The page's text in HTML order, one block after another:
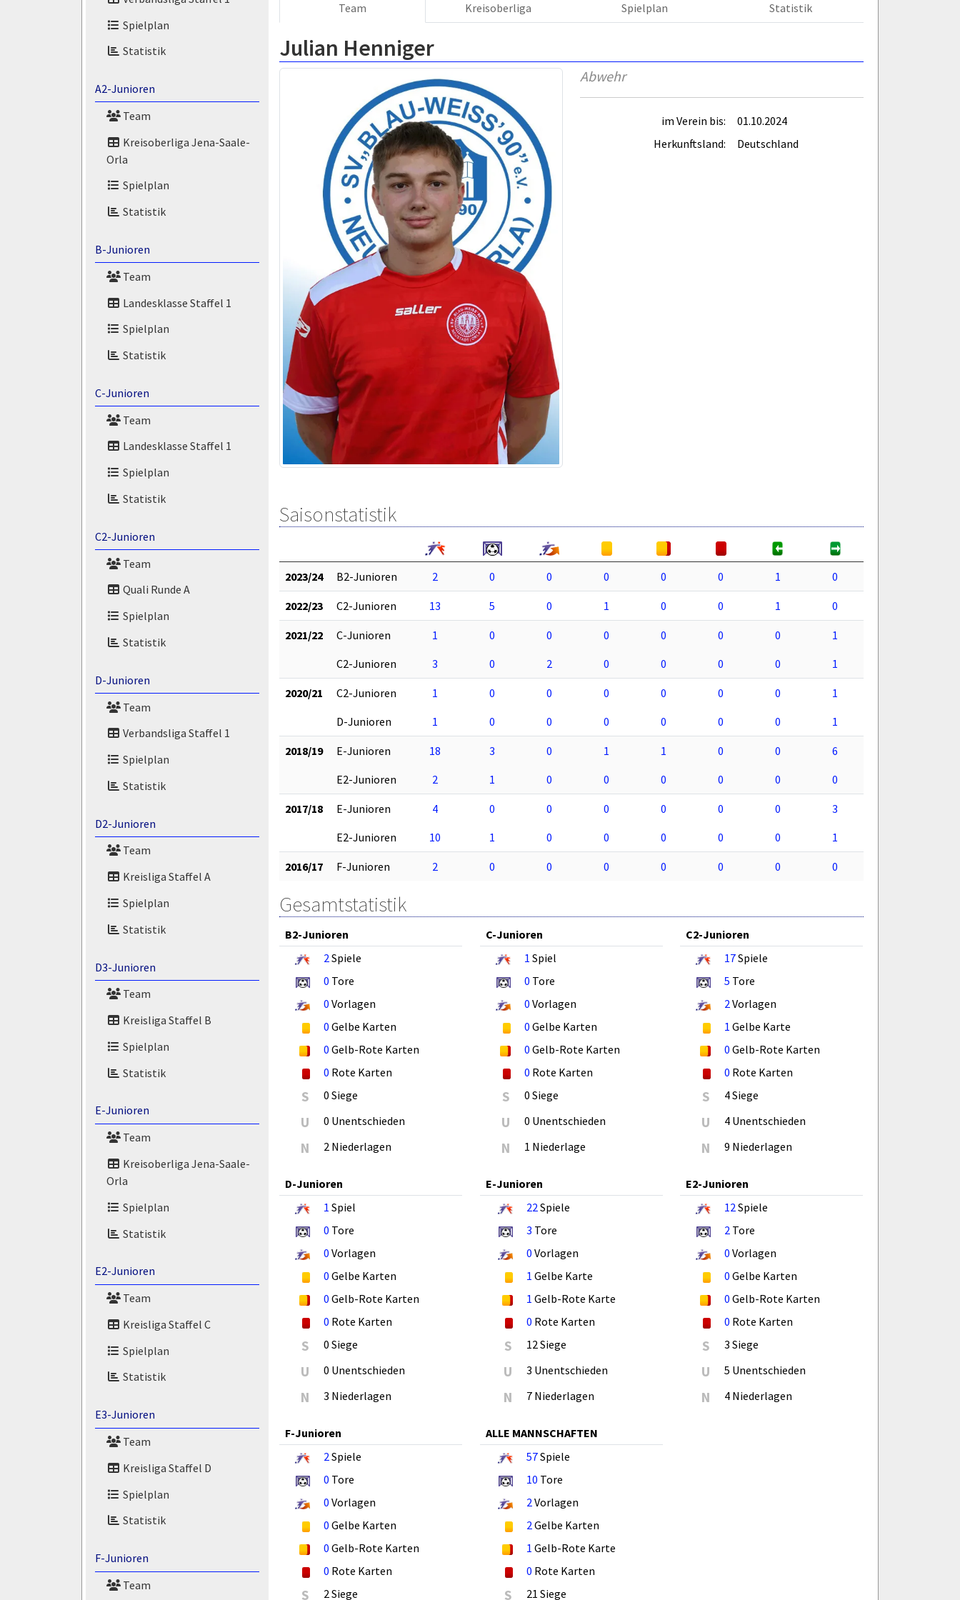
Spielplan
Statistik
A2-Junioren
Team
Kreisoberliga Jena-Saale-
Orla
Spielplan
Statistik
B-Junioren
Team
Landesklasse Staffel 1
Spielplan
Statistik
C-Junioren
Team
Landesklasse Staffel 1
Spielplan
Statistik
C2-Junioren
Team
Quali Runde A
Spielplan
Statistik
D-Junioren
Team
Verbandsliga Staffel 1
Spielplan
Statistik
D2-Junioren
Team
Kreisliga Staffel A
Spielplan
Statistik
D3-Junioren
Team
Kreisliga Staffel B
Spielplan
Statistik
E-Junioren
Team
Kreisoberliga Jena-Saale-
Orla
Spielplan
Statistik
E2-Junioren
Team
Kreisliga Staffel C
Spielplan
Statistik
E3-Junioren
Team
Kreisliga Staffel D
Spielplan
Statistik
F-Junioren
Team
Team Kreisoberliga Spielplan Statistik
Julian Henniger
Abwehr
im Verein bis:
01.10.2024
Herkunftsland:
Deutschland
Saisonstatistik
2023/24 B2-Junioren 2 0 0 0 0 0 1 0
2022/23 C2-Junioren 13 5 0 1 0 0 1 0
2021/22 C-Junioren 1 0 0 0 0 0 0
1
C2-Junioren
3 0 2 0 0 0 0 1
2020/21 C2-Junioren 1 0 0 0 0 0 0
1
D-Junioren
1 0 0 0 0 0 0 1
2018/19 E-Junioren 18 3 0 1 1 0 0
6
E2-Junioren
2 1 0 0 0 0 0 0
2017/18 E-Junioren 4 0 0 0 0 0 0
3
E2-Junioren
10 1 0 0 0 0 0 1
2016/17 F-Junioren 2 0 0 0 0 0 0 0
Gesamtstatistik
B2-Junioren
2Spiele
0 Tore
0 Vorlagen
0 Gelbe Karten
0 Gelb-Rote Karten
0 Rote Karten
S 0 Siege
U 0 Unentschieden
N 2 Niederlagen
C-Junioren
1 Spiel
0 Tore
0 Vorlagen
0 Gelbe Karten
0 Gelb-Rote Karten
0 Rote Karten
S 0 Siege
U 0 Unentschieden
N 1 Niederlage
C2-Junioren
17Spiele
5 Tore
2Vorlagen
1 Gelbe Karte
0 Gelb-Rote Karten
0 Rote Karten
S 4 Siege
U 4 Unentschieden
N 9 Niederlagen
D-Junioren
1 Spiel
0 Tore
0 Vorlagen
0 Gelbe Karten
0 Gelb-Rote Karten
0 Rote Karten
S 0 Siege
U 0 Unentschieden
N 3 Niederlagen
E-Junioren
22Spiele
3 Tore
0 Vorlagen
1 Gelbe Karte
1 Gelb-Rote Karte
0 Rote Karten
S 12 Siege
U 3 Unentschieden
N 7 Niederlagen
E2-Junioren
12Spiele
2 Tore
0 Vorlagen
0 Gelbe Karten
0 Gelb-Rote Karten
0 Rote Karten
S 3 Siege
U 5 Unentschieden
N 4 Niederlagen
F-Junioren
2Spiele
0 Tore
0 Vorlagen
0 Gelbe Karten
0 Gelb-Rote Karten
0 Rote Karten
S 2 Siege
ALLE MANNSCHAFTEN
57Spiele
10 Tore
2Vorlagen
2Gelbe Karten
1 Gelb-Rote Karte
0 Rote Karten
S 21 Siege